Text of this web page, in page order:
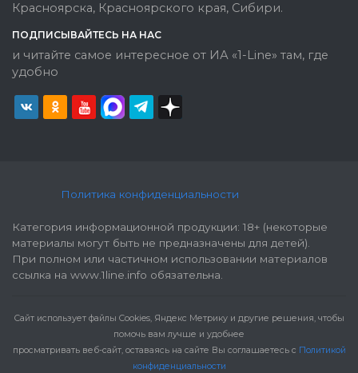
Красноярска, Красноярского края, Сибири.
ПОДПИСЫВАЙТЕСЬ НА НАС
и читайте самое интересное от ИА «1-Line» там, где
удобно
Политика конфиденциальности
Категория информационной продукции: 18+ (некоторые
материалы могут быть не предназначены для детей).
При полном или частичном использовании материалов
ссылка на www.1line.info обязательна.
Cайт использует файлы Cookies, Яндекс Метрику и другие решения, чтобы
помочь вам лучше и удобнее
просматривать веб-сайт, оставаясь на сайте Вы соглашаетесь с Политикой
конфиденциальности